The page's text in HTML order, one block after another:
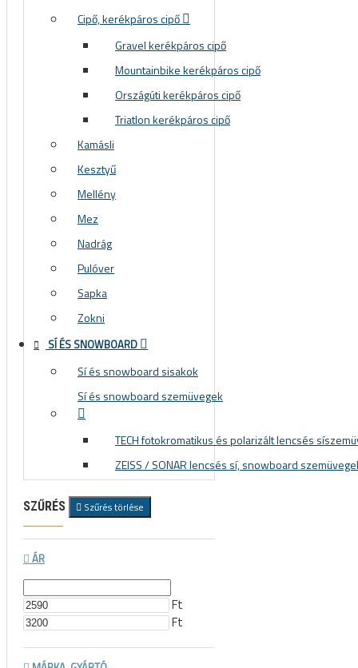
Cipő, kerékpáros cipő
Gravel kerékpáros cipő
Mountainbike kerékpáros cipő
Országúti kerékpáros cipő
Triatlon kerékpáros cipő
Kamásli
Kesztyű
Mellény
Mez
Nadrág
Pulóver
Sapka
Zokni
SÍ ÉS SNOWBOARD
Sí és snowboard sisakok
Sí és snowboard szemüvegek
TECH fotokromatikus és polarizált lencsés
ZEISS / SONAR lencsés sí, snowboard
SZŰRÉS Szűrés törlése
ÁR
Ft
Ft